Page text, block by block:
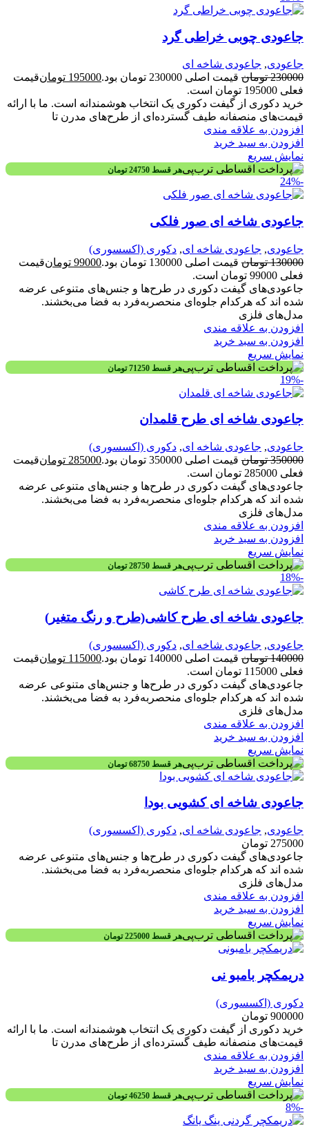
جاعودی چوبی خراطی گرد
جاعودی, جاعودی شاخه ای
230000 تومان قیمت اصلی 230000 تومان بود. 195000 تومانقیمت
فعلی 195000 تومان است.
خرید دکوری از گیفت دکوری یک انتخاب هوشمندانه است. ما با ارائه
قیمت‌های منصفانه طیف گسترده‌ای از طرح‌های مدرن تا
افزودن به علاقه مندی
افزودن به سبد خرید
نمایش سریع
هر قسط 24750 تومان
-24%
جاعودی شاخه ای صور فلکی
جاعودی, جاعودی شاخه ای, دکوری (اکسسوری)
130000 تومان قیمت اصلی 130000 تومان بود. 99000 تومانقیمت
فعلی 99000 تومان است.
جاعودی‌های گیفت دکوری در طرح‌ها و جنس‌های متنوعی عرضه
شده اند که هرکدام جلوه‌ای منحصربه‌فرد به فضا می‌بخشند.
مدل‌های فلزی
افزودن به علاقه مندی
افزودن به سبد خرید
نمایش سریع
هر قسط 71250 تومان
-19%
جاعودی شاخه ای طرح قلمدان
جاعودی, جاعودی شاخه ای, دکوری (اکسسوری)
350000 تومان قیمت اصلی 350000 تومان بود. 285000 تومانقیمت
فعلی 285000 تومان است.
جاعودی‌های گیفت دکوری در طرح‌ها و جنس‌های متنوعی عرضه
شده اند که هرکدام جلوه‌ای منحصربه‌فرد به فضا می‌بخشند.
مدل‌های فلزی
افزودن به علاقه مندی
افزودن به سبد خرید
نمایش سریع
هر قسط 28750 تومان
-18%
جاعودی شاخه ای طرح کاشی(طرح و رنگ متغیر)
جاعودی, جاعودی شاخه ای, دکوری (اکسسوری)
140000 تومان قیمت اصلی 140000 تومان بود. 115000 تومانقیمت
فعلی 115000 تومان است.
جاعودی‌های گیفت دکوری در طرح‌ها و جنس‌های متنوعی عرضه
شده اند که هرکدام جلوه‌ای منحصربه‌فرد به فضا می‌بخشند.
مدل‌های فلزی
افزودن به علاقه مندی
افزودن به سبد خرید
نمایش سریع
هر قسط 68750 تومان
جاعودی شاخه ای کشویی بودا
جاعودی, جاعودی شاخه ای, دکوری (اکسسوری)
275000 تومان
جاعودی‌های گیفت دکوری در طرح‌ها و جنس‌های متنوعی عرضه
شده اند که هرکدام جلوه‌ای منحصربه‌فرد به فضا می‌بخشند.
مدل‌های فلزی
افزودن به علاقه مندی
افزودن به سبد خرید
نمایش سریع
هر قسط 225000 تومان
دریمکچر بامبو نی
دکوری (اکسسوری)
900000 تومان
خرید دکوری از گیفت دکوری یک انتخاب هوشمندانه است. ما با ارائه
قیمت‌های منصفانه طیف گسترده‌ای از طرح‌های مدرن تا
افزودن به علاقه مندی
افزودن به سبد خرید
نمایش سریع
هر قسط 46250 تومان
-8%